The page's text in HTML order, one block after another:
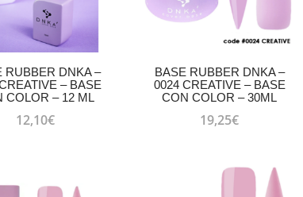
RUBBER DNKA –
– BASE
COLOR – 12 ML
12,10€
BASE RUBBER DNKA –
0024 СREATIVE – BASE
CON COLOR – 30ML
19,25€